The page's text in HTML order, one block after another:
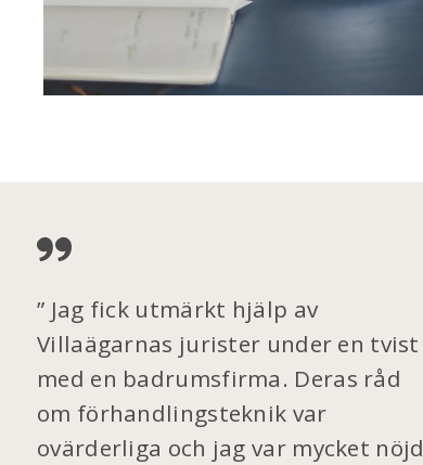
Jag fick utmärkt hjälp av
Villaägarnas jurister under en tvist
med en badrumsfirma. Deras råd
om förhandlingsteknik var
ovärderliga och jag var mycket nöjd